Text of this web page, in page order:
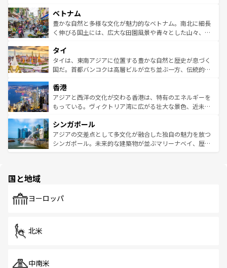
参照してほしい。
容にもいいと評判のスイーツなど、バラエティ豊かな料理
が味わえる。 なお、新着の台湾情報は コンテンツ一覧を参
照してほしい。
き、地方に足を延ばせば四季折々の自然美を楽しむことが
できる。そして、キムチや焼肉、絶品のストリートフード
まで、さまざまな韓国料理が待っている。夜には、韓国な
リティに包まれながら、韓国の多彩な魅力を心ゆくまで味
わってみてほしい。 なお、新着の韓国情報はコンテンツ一
覧を参照してほしい。
ベトナム
豊かな自然と多様な文化が魅力的なベトナム。南北に細長
く伸びる国土には、広大な田園風景や青々とした山々、世
急速な発展と共に伝統が息づく。ハノイの古い町並みやホ
ーチミン市のフランス統治時代の建物も、独特の雰囲気を
醸し出している。また、バラエティの豊かさとおいしさで
とつ。フォーやバインミー、ベトナムコーヒーなどは、ぜ
ひ現地で味わいたい。どの地域を訪れてもあたたかい人々
が旅行者を迎えてくれるので、きっと忘れられない旅にな
参照してほしい。
タイ
タイは、東南アジアに位置する豊かな自然と歴史が息づく
国だ。首都バンコクは高層ビルが立ち並ぶ一方、伝統的な
の活気が交差している。北部ではチェンマイなどの山岳地
帯で自然と触れ合い、南部ではプーケットやクラビの美し
いビーチでリゾート気分を楽しむことができる。タイ料理
激する。気候は一年中温暖で、どの季節にも異なる楽しみ
が待っている。親しみやすいタイの人々、仏教を中心とし
た文化、そして多様な観光資源が、訪れる旅人を魅了し続
香港
アジアと西洋の文化が交わる香港は、特有のエネルギーを
もっている。ヴィクトリア湾に広がる壮大な景色、近未来
み、どこを訪れても感動するはず。観光スポットが密集し
ており、効率よく見どころを回れるのも魅力。息をのむよ
うな絶景から文化的な体験まで、香港を存分に楽しみ尽く
シンガポール
アジアの交差点として多文化が融合した独自の魅力を放つ
シンガポール。未来的な建築物が並ぶマリーナベイ、歴史
で、ホーカーズは地元の風情を楽しめる外せないスポット
国と地域
ヨーロッパ
北米
中南米